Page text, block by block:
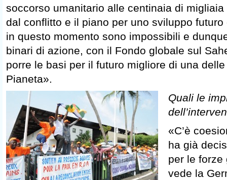
soccorso umanitario alle centinaia di
dal conflitto e il piano per uno sviluppo
in questo momento sono impossibili e
binari di azione, con il Fondo globale sul
porre le basi per il futuro migliore di una
Pianeta».
Quali le
«C’è
ha già
per le forze
vede la